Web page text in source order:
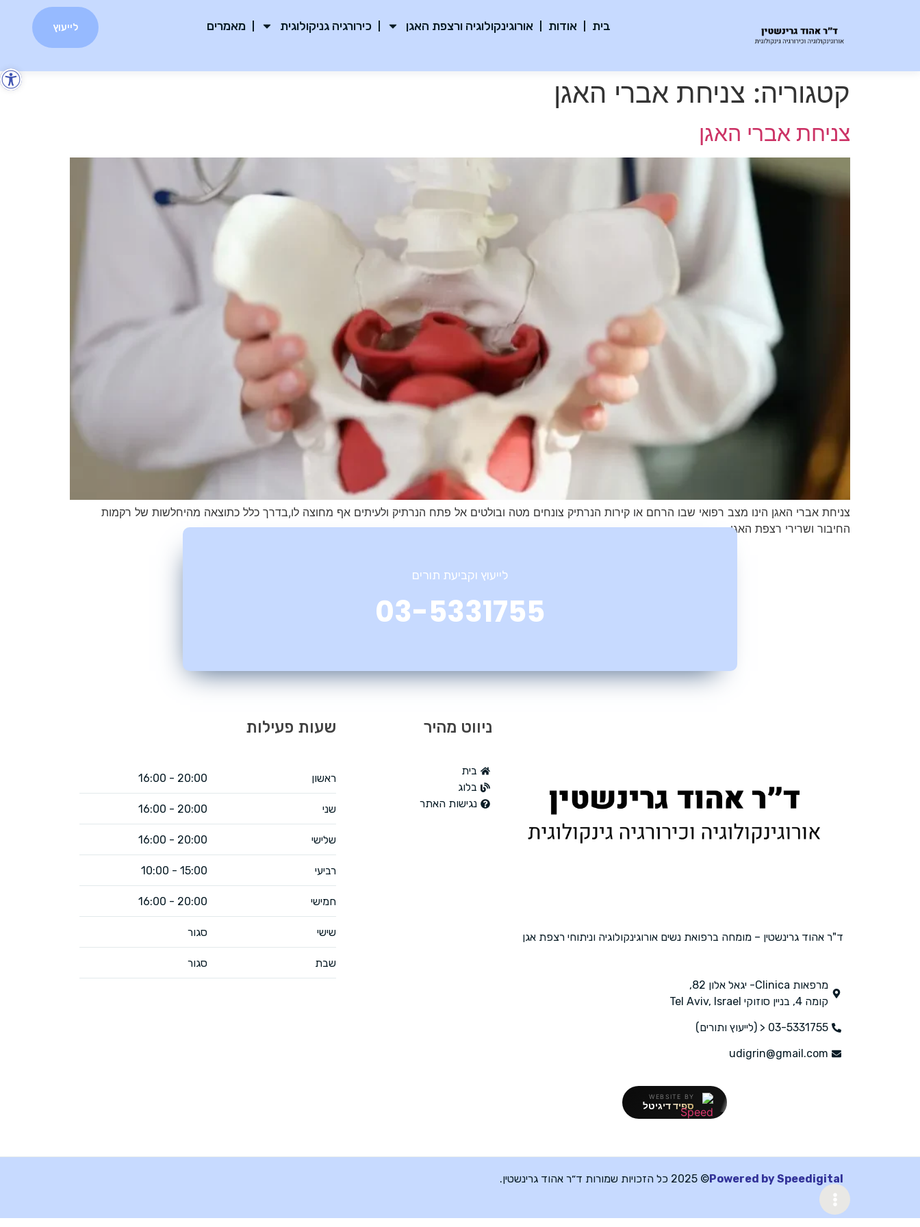
בית אודות אורוגינקולוגיה ורצפת האגן כירורגיה גניקולוגית מאמרים לייעוץ
קטגוריה: צניחת אברי האגן
צניחת אברי האגן
צניחת אברי האגן הינו מצב רפואי שבו הרחם או קירות הנרתיק צונחים מטה ובולטים אל פתח הנרתיק ולעיתים אף מחוצה לו,בדרך כלל כתוצאה מהיחלשות של רקמות
החיבור ושרירי רצפת האגן.
לייעוץ וקביעת תורים
03-5331755
ד"ר אהוד גרינשטין – מומחה ברפואת נשים אורוגינקולוגיה וניתוחי רצפת אגן
מרפאות Clinica- יגאל אלון 82,
קומה 4, בניין סוזוקי Tel Aviv, Israel
03-5331755 < (לייעוץ ותורים)
udigrin@gmail.com
WEBSITE BY
ספיד דיגיטל
ניווט מהיר
בית
בלוג
נגישות האתר
שעות פעילות
ראשון 20:00 - 16:00
שני 20:00 - 16:00​
שלישי 20:00 - 16:00
רביעי 15:00 - 10:00
חמישי 20:00 - 16:00​
שישי סגור
שבת סגור
Powered by Speedigital© 2025 כל הזכויות שמורות ד״ר אהוד גרינשטין.